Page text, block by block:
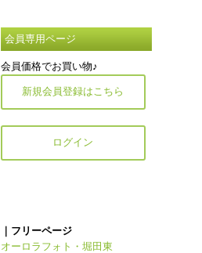
会員専用ページ
会員価格でお買い物♪
新規会員登録はこちら
ログイン
｜フリーページ
オーロラフォト・堀田東